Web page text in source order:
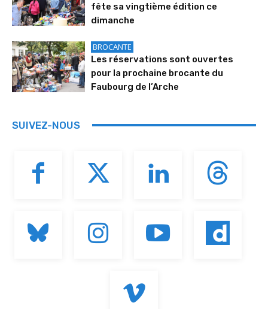
fête sa vingtième édition ce
dimanche
BROCANTE
Les réservations sont ouvertes
pour la prochaine brocante du
Faubourg de l’Arche
SUIVEZ-NOUS